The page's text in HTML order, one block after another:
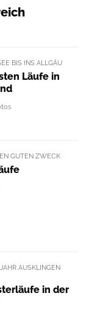
BIS INS ALLGÄU
Läufe in
GUTEN ZWECK
AUSKLINGEN
in der